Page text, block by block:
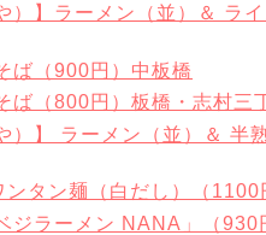
）】ラーメン（並）＆ ラ
ば（900円）中板橋
ば（800円）板橋・志村三
）】 ラーメン（並）＆ 半
ンタン麺（白だし）（
ジラーメン NANA」（930